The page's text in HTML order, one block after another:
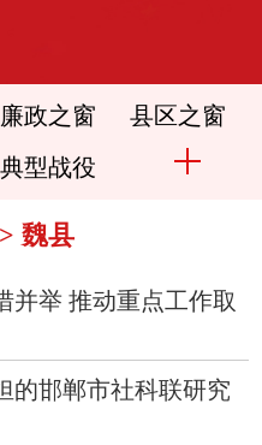
廉政之窗 县区之窗
典型战役
魏县
并举 推动重点工作取
的邯郸市社科联研究